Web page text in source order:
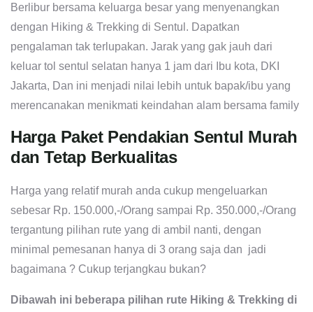
Berlibur bersama keluarga besar yang menyenangkan
dengan Hiking & Trekking di Sentul. Dapatkan
pengalaman tak terlupakan. Jarak yang gak jauh dari
keluar tol sentul selatan hanya 1 jam dari Ibu kota, DKI
Jakarta, Dan ini menjadi nilai lebih untuk bapak/ibu yang
merencanakan menikmati keindahan alam bersama family
Harga Paket Pendakian Sentul Murah
dan Tetap Berkualitas
Harga yang relatif murah anda cukup mengeluarkan
sebesar Rp. 150.000,-/Orang sampai Rp. 350.000,-/Orang
tergantung pilihan rute yang di ambil nanti, dengan
minimal pemesanan hanya di 3 orang saja dan jadi
bagaimana ? Cukup terjangkau bukan?
Dibawah ini beberapa pilihan rute Hiking & Trekking di